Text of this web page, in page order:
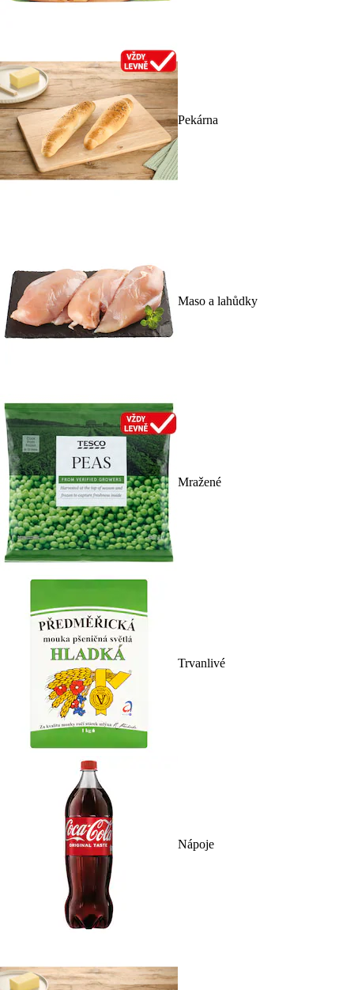
Pekárna
Maso a lahůdky
Mražené
Trvanlivé
Nápoje